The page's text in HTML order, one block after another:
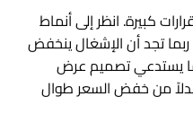
كبيرة. انظر إلى أنماط
تجد أن الإشغال ينخفض
يستدعي تصميم عرض
من خفض السعر طوال